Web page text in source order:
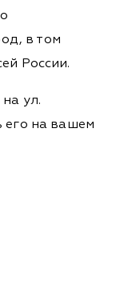
в том
России.
ул.
его на вашем